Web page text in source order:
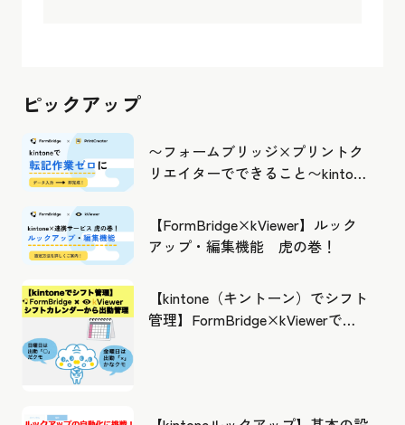
ピックアップ
〜フォームブリッジ×プリントク
リエイターでできること〜kintone
【FormBridge×kViewer】ルック
アップ・編集機能 虎の巻！
【kintone（キントーン）でシフト
管理】FormBridge×kViewerで作